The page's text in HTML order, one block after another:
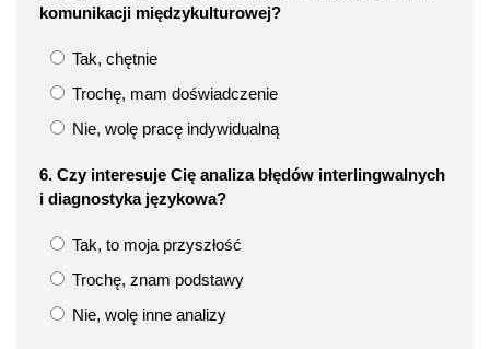
komunikacji międzykulturowej?
Tak, chętnie
Trochę, mam doświadczenie
Nie, wolę pracę indywidualną
6. Czy interesuje Cię analiza błędów interlingwalnych
i diagnostyka językowa?
Tak, to moja przyszłość
Trochę, znam podstawy
Nie, wolę inne analizy